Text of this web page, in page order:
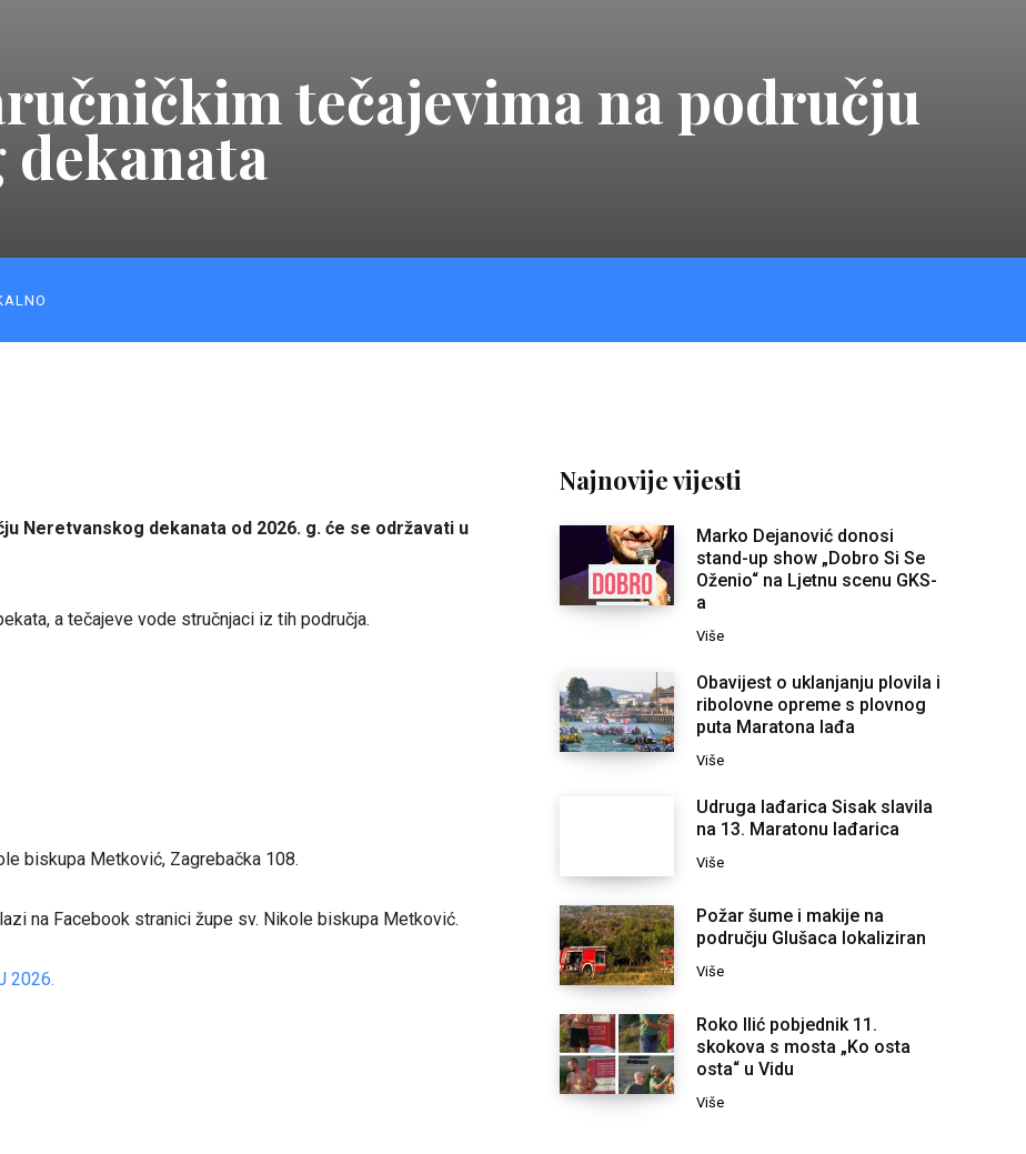
tečajevima na području
dekanata
Neretvanskog dekanata od 2026. g. će se održavati u
a tečajeve vode stručnjaci iz tih područja.
biskupa Metković, Zagrebačka 108.
na Facebook stranici župe sv. Nikole biskupa Metković.
2026.
Najnovije vijesti
Marko Dejanović donosi
stand-up show „Dobro Si Se
Oženio“ na Ljetnu scenu GKS-
a
Više
Obavijest o uklanjanju plovila i
ribolovne opreme s plovnog
puta Maratona lađa
Više
Udruga lađarica Sisak slavila
na 13. Maratonu lađarica
Više
Požar šume i makije na
području Glušaca lokaliziran
Više
Roko Ilić pobjednik 11.
skokova s mosta „Ko osta
osta“ u Vidu
Više